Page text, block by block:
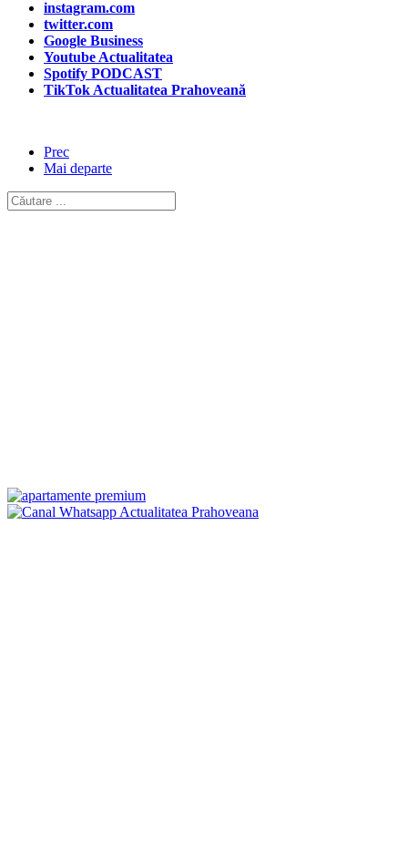
instagram.com
twitter.com
Google Business
Youtube Actualitatea
Spotify PODCAST
TikTok Actualitatea Prahoveană
Prec
Mai departe